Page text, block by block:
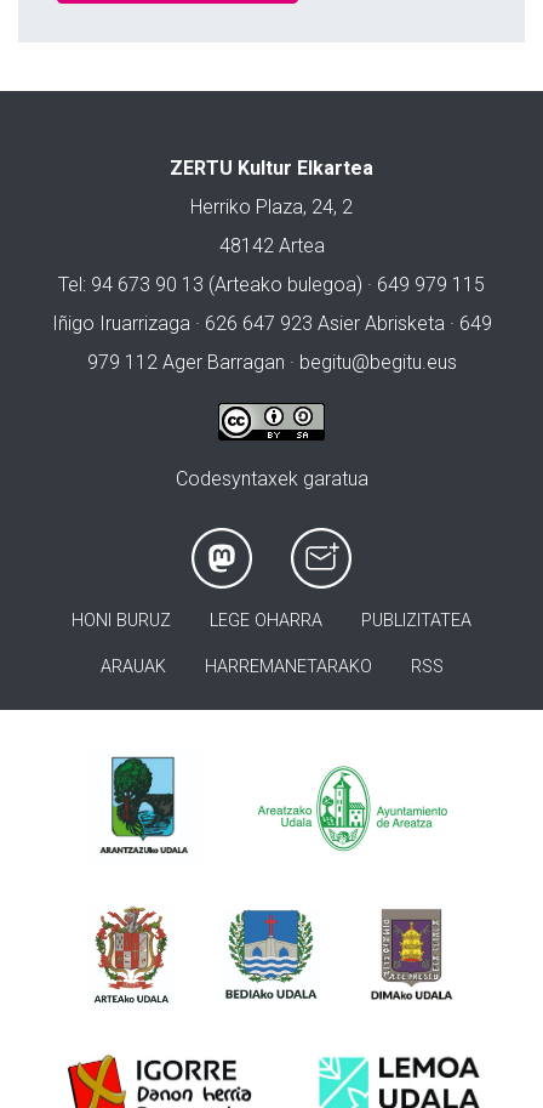
ZERTU Kultur Elkartea
Herriko Plaza, 24, 2
48142 Artea
Tel: 94 673 90 13 (Arteako bulegoa) · 649 979 115
Iñigo Iruarrizaga · 626 647 923 Asier Abrisketa · 649
979 112 Ager Barragan · begitu@begitu.eus
Codesyntaxek garatua
HONI BURUZ LEGE OHARRA PUBLIZITATEA
ARAUAK HARREMANETARAKO RSS